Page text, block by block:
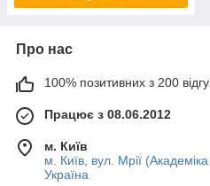
Про нас
100% позитивних з 200
Працює з 08.06.2012
м. Київ
м. Київ, вул. Мрії
Україна